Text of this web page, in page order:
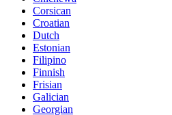
Corsican
Croatian
Dutch
Estonian
Filipino
Finnish
Frisian
Galician
Georgian